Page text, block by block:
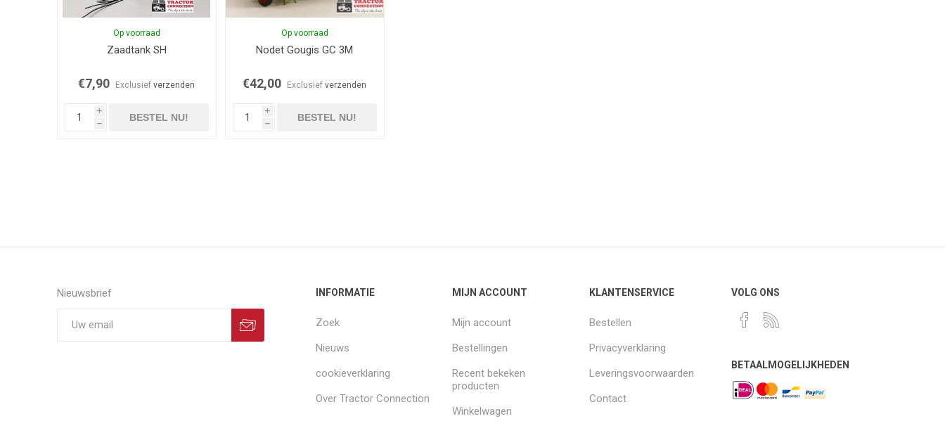
Op voorraad
Zaadtank SH
€7,90 Exclusiefverzenden
i
h
BESTEL NU!
Op voorraad
Nodet Gougis GC 3M
€42,00 Exclusiefverzenden
i
h
BESTEL NU!
Nieuwsbrief INFORMATIE
Zoek
Nieuws
cookieverklaring
Over Tractor Connection
MIJN ACCOUNT
Mijn account
Bestellingen
Recent bekeken
producten
Winkelwagen
KLANTENSERVICE
Bestellen
Privacyverklaring
Leveringsvoorwaarden
Contact
VOLG ONS
BETAALMOGELIJKHEDEN